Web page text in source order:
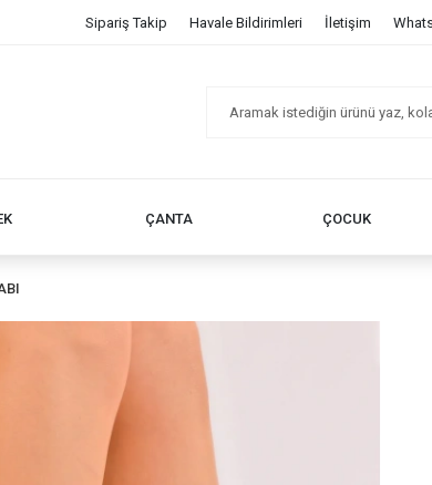
Sipariş Takip Havale Bildirimleri İletişim
ÇANTA ÇOCUK